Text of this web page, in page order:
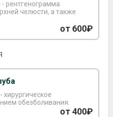
рентгенограмма
челюсти, а также
от 600₽
хирургическое
обезболивания.
от 400₽